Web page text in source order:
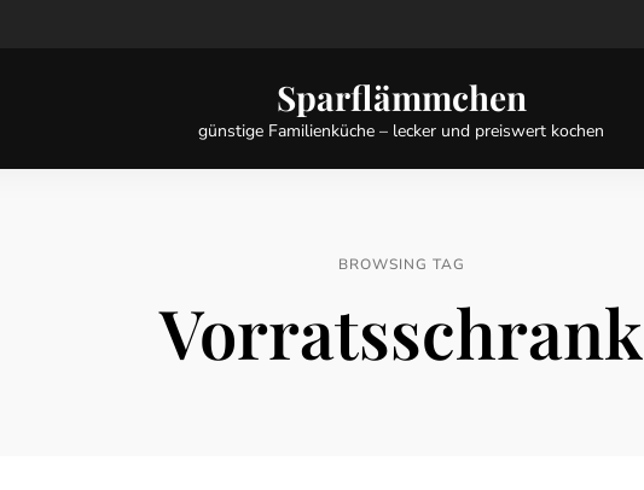
Sparflämmchen
günstige Familienküche – lecker und preiswert kochen
BROWSING TAG
Vorratsschrank